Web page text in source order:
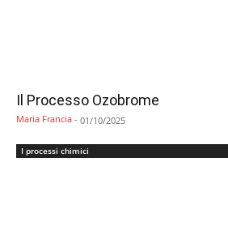
Il Processo Ozobrome
Maria Francia - 01/10/2025
I processi chimici